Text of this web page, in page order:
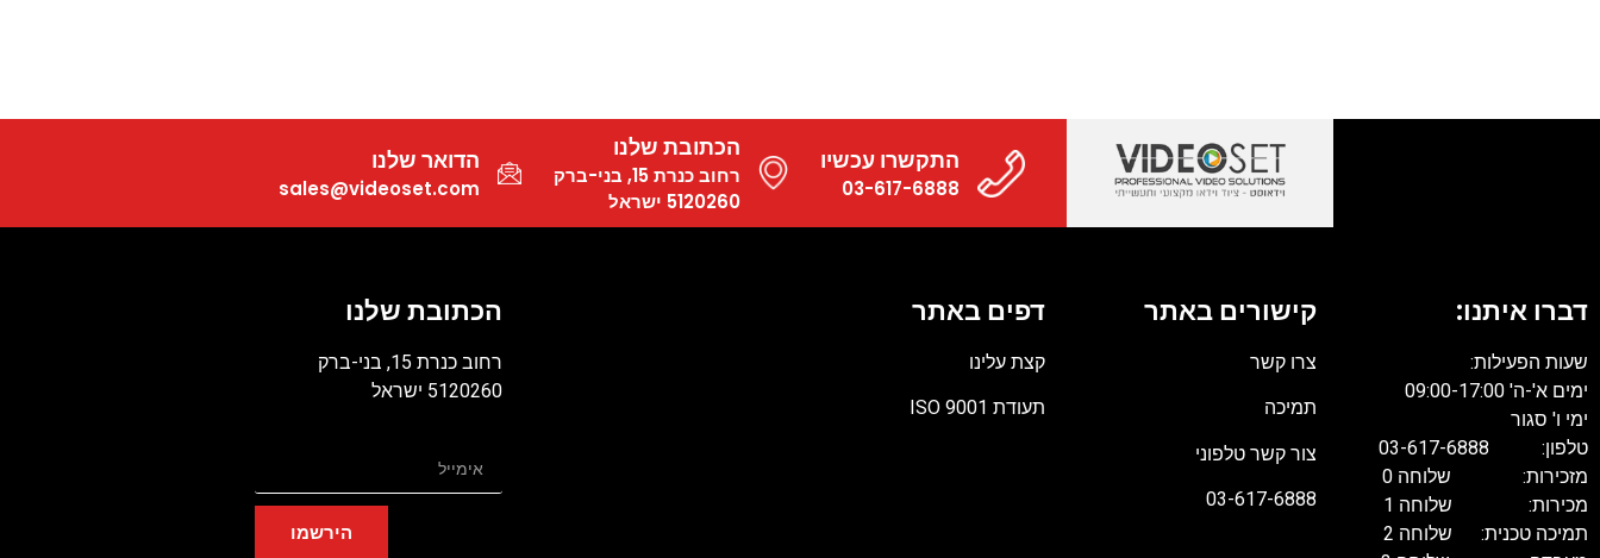
התקשרו עכשיו
03-617-6888
הכתובת שלנו
רחוב כנרת 15, בני-ברק
5120260 ישראל
הדואר שלנו
sales@videoset.com
דברו איתנו:
שעות הפעילות:
ימים א'-ה' 09:00-17:00
ימי ו' סגור
טלפון: 03-617-6888
מזכירות: שלוחה 0
מכירות: שלוחה 1
תמיכה טכנית: שלוחה 2
קישורים באתר
צרו קשר
תמיכה
צור קשר טלפוני
03-617-6888
דפים באתר
קצת עלינו
תעודת ISO 9001
הכתובת שלנו
רחוב כנרת 15, בני-ברק
5120260 ישראל
הירשמו